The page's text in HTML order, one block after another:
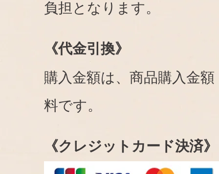
負担となります。
《代金引換》
購入金額は、商品購入金
料です。
《クレジットカード決済》